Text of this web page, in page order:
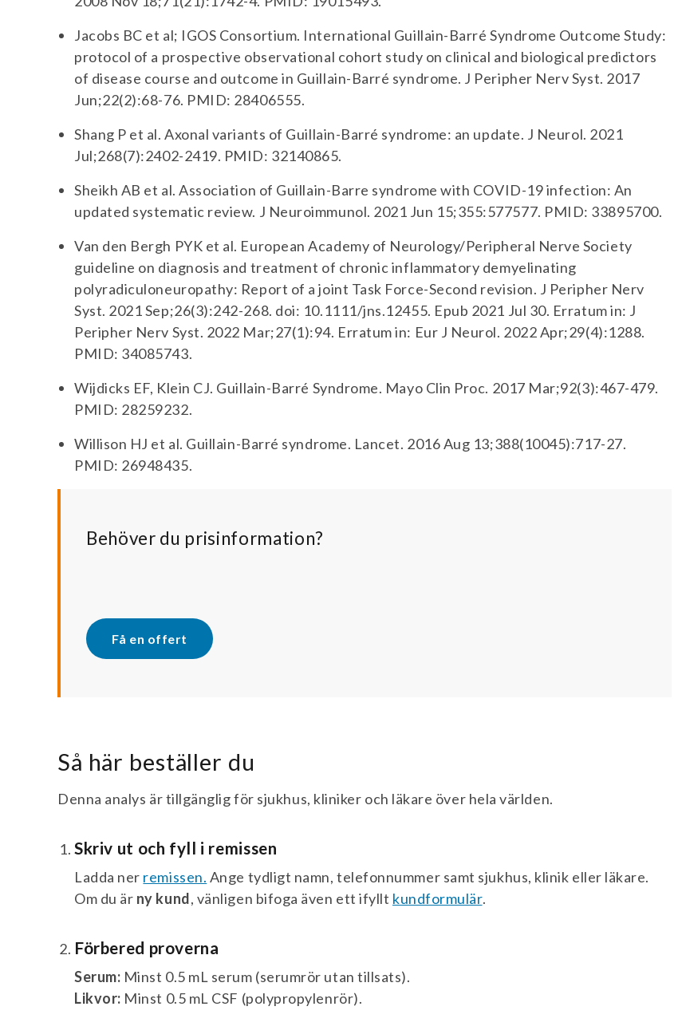
Jacobs BC et al; IGOS Consortium. International Guillain-Barré Syndrome Outcome Study:
protocol of a prospective observational cohort study on clinical and biological predictors
of disease course and outcome in Guillain-Barré syndrome. J Peripher Nerv Syst. 2017
Jun;22(2):68-76. PMID: 28406555.
Shang P et al. Axonal variants of Guillain-Barré syndrome: an update. J Neurol. 2021
Jul;268(7):2402-2419. PMID: 32140865.
Sheikh AB et al. Association of Guillain-Barre syndrome with COVID-19 infection: An
updated systematic review. J Neuroimmunol. 2021 Jun 15;355:577577. PMID: 33895700.
Van den Bergh PYK et al. European Academy of Neurology/Peripheral Nerve Society
guideline on diagnosis and treatment of chronic inflammatory demyelinating
polyradiculoneuropathy: Report of a joint Task Force-Second revision. J Peripher Nerv
Syst. 2021 Sep;26(3):242-268. doi: 10.1111/jns.12455. Epub 2021 Jul 30. Erratum in: J
Peripher Nerv Syst. 2022 Mar;27(1):94. Erratum in: Eur J Neurol. 2022 Apr;29(4):1288.
PMID: 34085743.
Wijdicks EF, Klein CJ. Guillain-Barré Syndrome. Mayo Clin Proc. 2017 Mar;92(3):467-479.
PMID: 28259232.
Willison HJ et al. Guillain-Barré syndrome. Lancet. 2016 Aug 13;388(10045):717-27.
PMID: 26948435.
Behöver du prisinformation?
Få en offert
Så här beställer du
Denna analys är tillgänglig för sjukhus, kliniker och läkare över hela världen.
Skriv ut och fyll i remissen
Ladda ner remissen. Ange tydligt namn, telefonnummer samt sjukhus, klinik eller läkare.
Om du är ny kund, vänligen bifoga även ett ifyllt kundformulär.
Förbered proverna
Serum: Minst 0.5 mL serum (serumrör utan tillsats).
Likvor: Minst 0.5 mL CSF (polypropylenrör).